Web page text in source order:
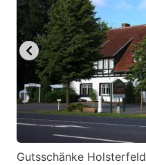
Gutsschänke Holsterfeld